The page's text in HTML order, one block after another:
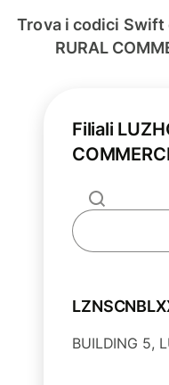
Trova i codici
RURAL
Filiali
BUILDING 5,